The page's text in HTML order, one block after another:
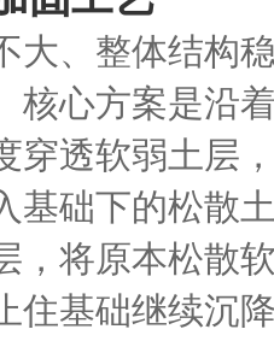
大、整体结构
核心方案是沿
穿透软弱土层
基础下的松散
，将原本松散
住基础继续沉